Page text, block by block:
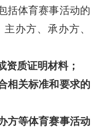
括体育赛事活动的
办方、承办方、
资质证明材料；
相关标准和要求的
方等体育赛事活动